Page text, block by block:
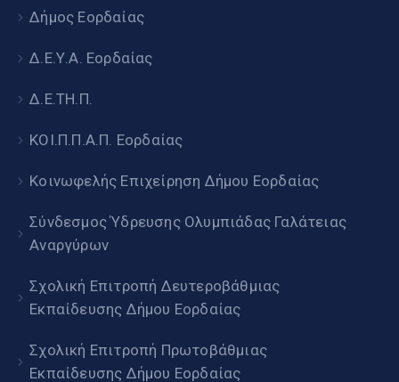
Δήμος Εορδαίας
Δ.Ε.Υ.Α. Εορδαίας
Δ.Ε.ΤΗ.Π.
ΚΟΙ.Π.Π.Α.Π. Εορδαίας
Κοινωφελής Επιχείρηση Δήμου Εορδαίας
Σύνδεσμος Ύδρευσης Ολυμπιάδας Γαλάτειας
Αναργύρων
Σχολική Επιτροπή Δευτεροβάθμιας
Εκπαίδευσης Δήμου Εορδαίας
Σχολική Επιτροπή Πρωτοβάθμιας
Εκπαίδευσης Δήμου Εορδαίας